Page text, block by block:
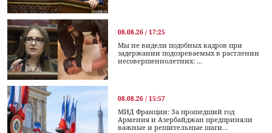
08.08.26 / 17:25
Мы не видели подобных кадров при
задержании подозреваемых в растлении
несовершеннолетних: ...
08.08.26 / 15:57
МИД Франции: За прошедший год
Армения и Азербайджан предприняли
важные и решительные шаги...